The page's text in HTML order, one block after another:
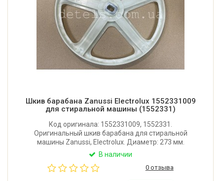
Шкив барабана Zanussi Electrolux 1552331009
для стиральной машины (1552331)
Код оригинала: 1552331009, 1552331.
Оригинальный шкив барабана для стиральной
машины Zanussi, Electrolux. Диаметр: 273 мм.
Посадочное место: 20x13 мм. Производитель:
В наличии
0 отзыва